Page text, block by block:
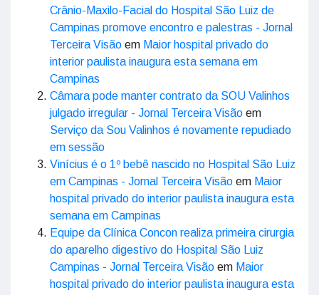
Crânio-Maxilo-Facial do Hospital São Luiz de
Campinas promove encontro e palestras - Jornal
Terceira Visão em Maior hospital privado do
interior paulista inaugura esta semana em
Campinas
Câmara pode manter contrato da SOU Valinhos
julgado irregular - Jornal Terceira Visão em
Serviço da Sou Valinhos é novamente repudiado
em sessão
Vinícius é o 1º bebê nascido no Hospital São Luiz
em Campinas - Jornal Terceira Visão em Maior
hospital privado do interior paulista inaugura esta
semana em Campinas
Equipe da Clínica Concon realiza primeira cirurgia
do aparelho digestivo do Hospital São Luiz
Campinas - Jornal Terceira Visão em Maior
hospital privado do interior paulista inaugura esta